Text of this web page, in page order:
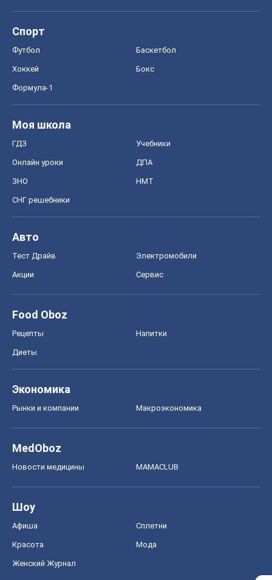
Спорт
Футбол Баскетбол
Хоккей Бокс
Формула-1
Моя школа
ГДЗ Учебники
Онлайн уроки ДПА
ЗНО НМТ
СНГ решебники
Авто
Тест Драйв Электромобили
Акции Сервис
Food Oboz
Рецепты Напитки
Диеты
Экономика
Рынки и компании Mакроэкономика
MedOboz
Новости медицины MAMACLUB
Шоу
Афиша Сплетни
Красота Мода
Женский Журнал